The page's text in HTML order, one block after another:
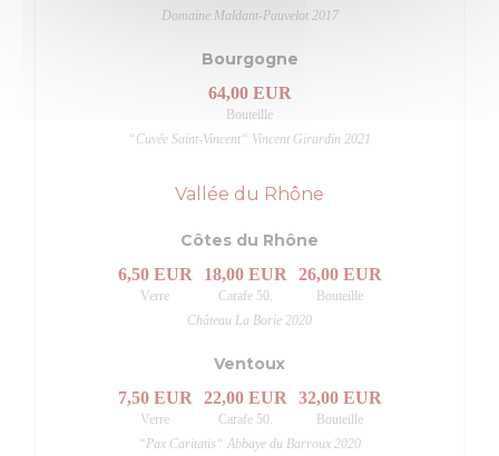
Domaine Maldant-Pauvelot 2017
Bourgogne
64,00 EUR
Bouteille
“Cuvée Saint-Vincent“ Vincent Girardin 2021
Vallée du Rhône
Côtes du Rhône
6,50 EUR
Verre
18,00 EUR
Carafe 50.
26,00 EUR
Bouteille
Château La Borie 2020
Ventoux
7,50 EUR
Verre
22,00 EUR
Carafe 50.
32,00 EUR
Bouteille
“Pax Caritatis“ Abbaye du Barroux 2020